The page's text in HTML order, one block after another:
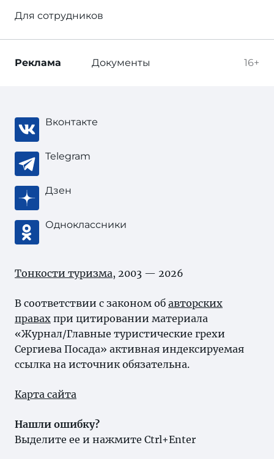
Для сотрудников
16+
Реклама Документы
Вконтакте
Telegram
Дзен
Одноклассники
Тонкости туризма, 2003 — 2026
В соответствии с законом об авторских
правах при цитировании материала
«Журнал/Главные туристические грехи
Сергиева Посада» активная индексируемая
ссылка на источник обязательна.
Карта сайта
Нашли ошибку?
Выделите ее и нажмите Ctrl+Enter